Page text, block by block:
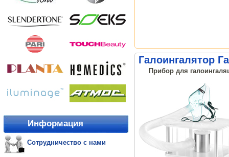
Информация
Сотрудничество с нами
Галоингалятор
Прибор для